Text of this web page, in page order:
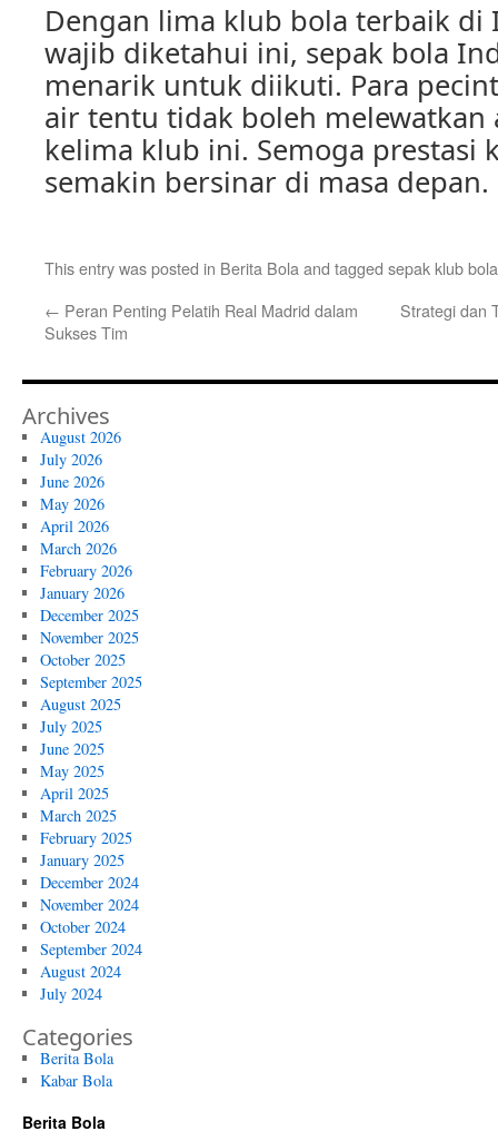
Dengan lima klub bola terbaik di
wajib diketahui ini, sepak bola
menarik untuk diikuti. Para
air tentu tidak boleh melewatkan
kelima klub ini. Semoga prestasi
semakin bersinar di masa depan.
This entry was posted in Berita Bola and tagged sepak klub bola
← Peran Penting Pelatih Real Madrid dalam
Sukses Tim
Strategi dan
Archives
August 2026
July 2026
June 2026
May 2026
April 2026
March 2026
February 2026
January 2026
December 2025
November 2025
October 2025
September 2025
August 2025
July 2025
June 2025
May 2025
April 2025
March 2025
February 2025
January 2025
December 2024
November 2024
October 2024
September 2024
August 2024
July 2024
Categories
Berita Bola
Kabar Bola
Berita Bola